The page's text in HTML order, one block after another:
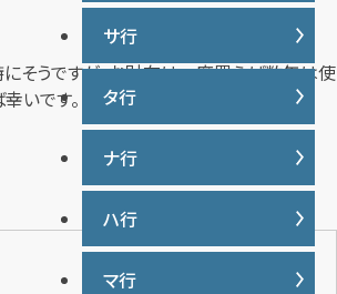
そうですが、お財布は一度買えば数年は使
いです。
ヴァシュロンコンスタンタン
ウブロ
エルメス
オーデマ ピゲ
オメガ
カナダグース
カルティエ
グッチ
クロムハーツ
ケイト・スペード
コーチ
サ行
サマンサタバサ
ジーショック
ジャガー・ルクルト
シャネル
シュプリーム
ショパール
タ行
タグ・ホイヤー
ディオール
ティファニー
トリーバーチ
ナ行
ナイキ
ハ行
バーバリー
マ行